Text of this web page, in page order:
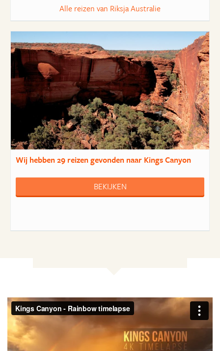
Alle reizen van Riksja Australie
Wij hebben29 reizengevonden naar Kings Canyon
BEKIJKEN